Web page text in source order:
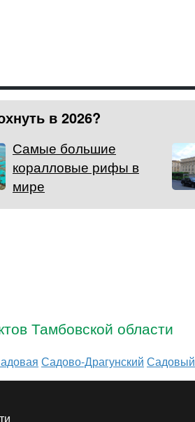
в 2026?
Самые большие
коралловые рифы в
мире
Тамбовской области
Садово-Драгунский Садовый